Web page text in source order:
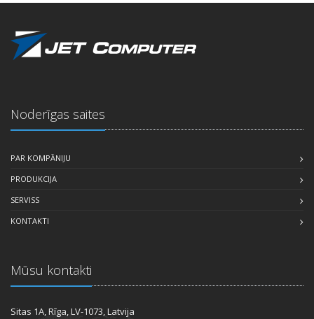
Noderīgas saites
PAR KOMPĀNIJU
PRODUKCIJA
SERVISS
KONTAKTI
Mūsu kontakti
Sitas 1A, Rīga, LV-1073, Latvija